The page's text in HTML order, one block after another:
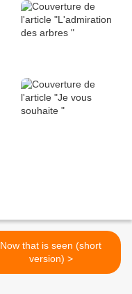
Now that is seen (short
version) >